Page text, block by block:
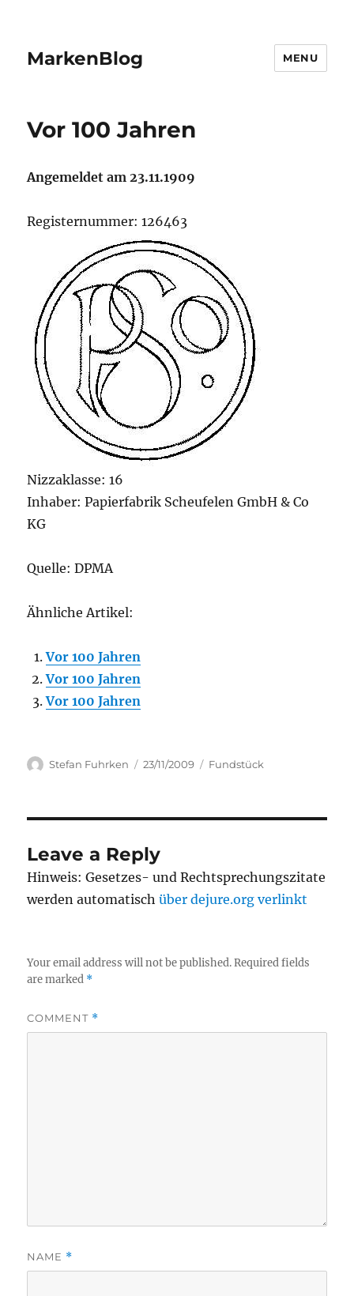
MarkenBlog MENU
Vor 100 Jahren
Angemeldet am 23.11.1909
Registernummer: 126463
Nizzaklasse: 16
Inhaber: Papierfabrik Scheufelen GmbH & Co
KG
Quelle: DPMA
Ähnliche Artikel:
Vor 100 Jahren
Vor 100 Jahren
Vor 100 Jahren
Author
Stefan Fuhrken
Posted
23/11/2009 Categories
Fundstück
Leave a Reply
Hinweis: Gesetzes- und Rechtsprechungszitate
werden automatischüber dejure.org verlinkt
Your email address will not be published. Required fields
are marked *
COMMENT *
NAME *